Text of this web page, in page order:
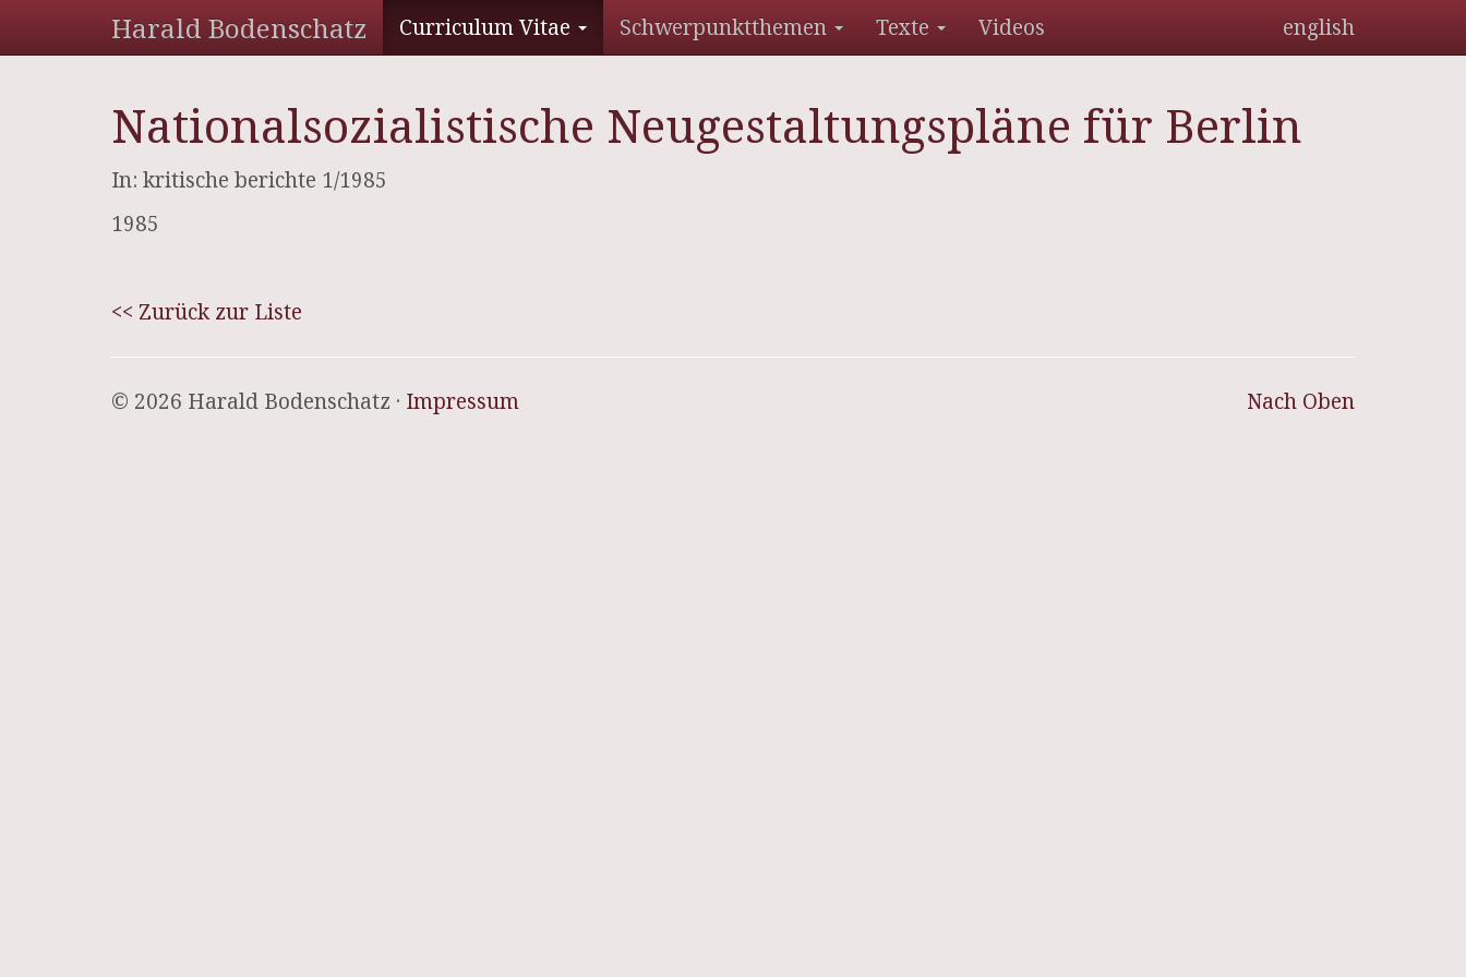
Harald Bodenschatz Curriculum Vitae Schwerpunktthemen Texte Videos english
Nationalsozialistische Neugestaltungspläne für Berlin
In: kritische berichte 1/1985
1985
<< Zurück zur Liste
Nach Oben
© 2026 Harald Bodenschatz · Impressum